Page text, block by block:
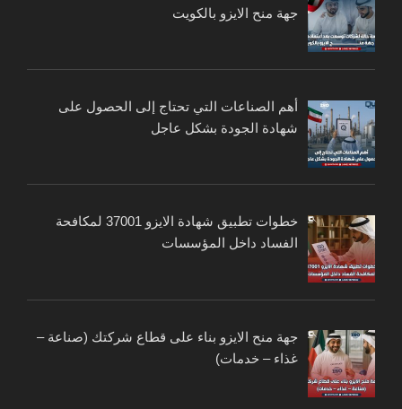
جهة منح الايزو بالكويت
أهم الصناعات التي تحتاج إلى الحصول على
شهادة الجودة بشكل عاجل
خطوات تطبيق شهادة الايزو 37001 لمكافحة
الفساد داخل المؤسسات
جهة منح الايزو بناء على قطاع شركتك (صناعة –
غذاء – خدمات)